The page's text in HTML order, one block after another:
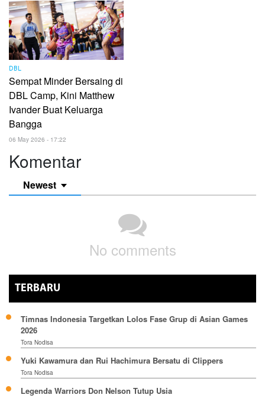
DBL
Sempat Minder Bersaing di
DBL Camp, Kini Matthew
Ivander Buat Keluarga
Bangga
06 May 2026 - 17:22
Komentar
Newest
No comments
TERBARU
Timnas Indonesia Targetkan Lolos Fase Grup di Asian Games
2026
Tora Nodisa
Yuki Kawamura dan Rui Hachimura Bersatu di Clippers
Tora Nodisa
Legenda Warriors Don Nelson Tutup Usia